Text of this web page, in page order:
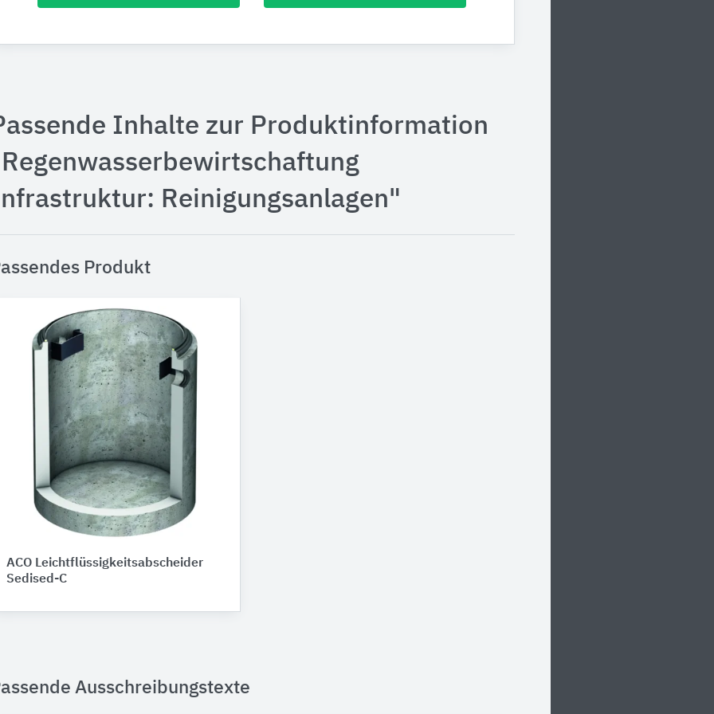
Inhalte zur Produktinformation
Reinigungsanlagen"
Produkt
ACO Leichtflüssigkeitsabscheider
Sedised-C
Ausschreibungstexte